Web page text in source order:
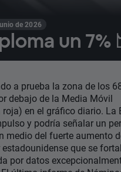
de 2026
un 7%
a prueba la zona de los
debajo de la Media Móvil
en el gráfico diario. La
y podría señalar un
medio del fuerte aumento
que se
por datos